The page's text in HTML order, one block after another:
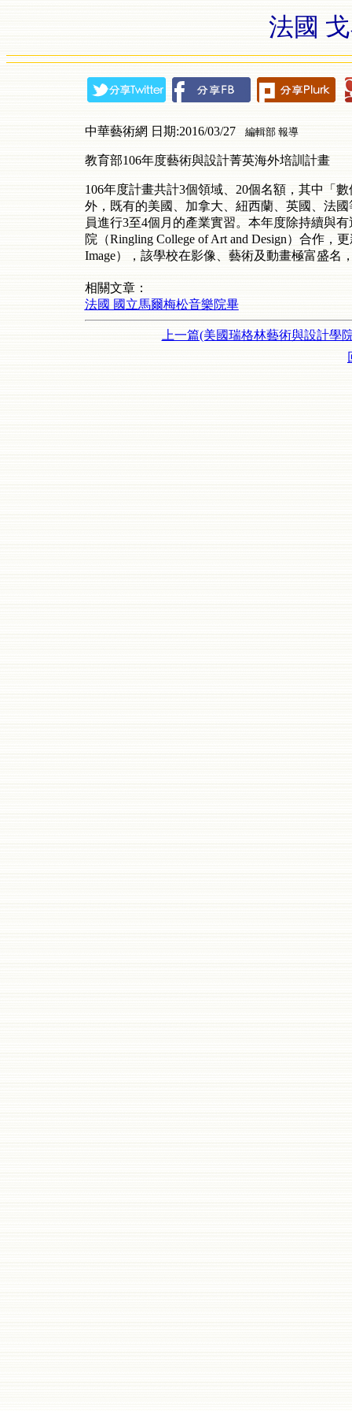
法國
中華藝術網 日期:2016/03/27 編輯部 報導
教育部106年度藝術與設計菁英海外培訓計畫
106年度計畫共計3個領域、20個名額，其中「
外，既有的美國、加拿大、紐西蘭、英國、法
員進行3至4個月的產業實習。本年度除持續與
院（Ringling College of Art and Design）合作，
Image），該學校在影像、藝術及動畫極富盛名
相關文章：
法國 國立馬爾梅松音樂院畢
上一篇(美國瑞格林藝術與設計學